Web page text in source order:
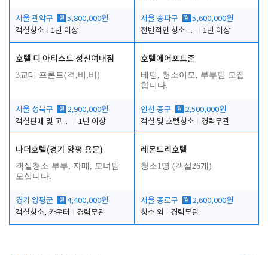
서울 관악구 월 5,800,000원
객실청소
1년 이상
서울 송파구 월 5,600,000원
전반적인 청소 업무(객실청소.객실정리)
1년 이상
호텔 디 아티스트 성신여대점
3교대 프론트(격,비,비)
서울 성북구 월 2,900,000원
객실판매 및 고객응대
1년 이상
호텔에어포트준
베팅, 청소이모, 부부팀 모집
합니다.
인천 중구 월 2,500,000원
객실 및 호텔청소
경력무관
나더호텔(경기 양평 용문)
객실청소 부부, 자매, 모녀팀
모십니다.
경기 양평군 월 4,400,000원
객실청소, 카운터
경력무관
레몬트리호텔
청소1명 (객실26개)
서울 종로구 월 2,600,000원
청소 외
경력무관